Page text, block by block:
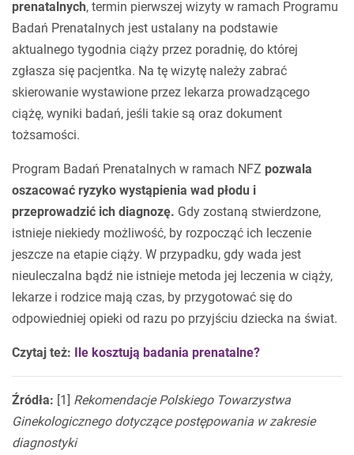
prenatalnych, termin pierwszej wizyty w ramach Programu
Badań Prenatalnych jest ustalany na podstawie
aktualnego tygodnia ciąży przez poradnię, do której
zgłasza się pacjentka. Na tę wizytę należy zabrać
skierowanie wystawione przez lekarza prowadzącego
ciążę, wyniki badań, jeśli takie są oraz dokument
tożsamości.
Program Badań Prenatalnych w ramach NFZ pozwala
oszacować ryzyko wystąpienia wad płodu i
przeprowadzić ich diagnozę. Gdy zostaną stwierdzone,
istnieje niekiedy możliwość, by rozpocząć ich leczenie
jeszcze na etapie ciąży. W przypadku, gdy wada jest
nieuleczalna bądź nie istnieje metoda jej leczenia w ciąży,
lekarze i rodzice mają czas, by przygotować się do
odpowiedniej opieki od razu po przyjściu dziecka na świat.
Czytaj też: Ile kosztują badania prenatalne?
Źródła: [1] Rekomendacje Polskiego Towarzystwa
Ginekologicznego dotyczące postępowania w zakresie
diagnostyki